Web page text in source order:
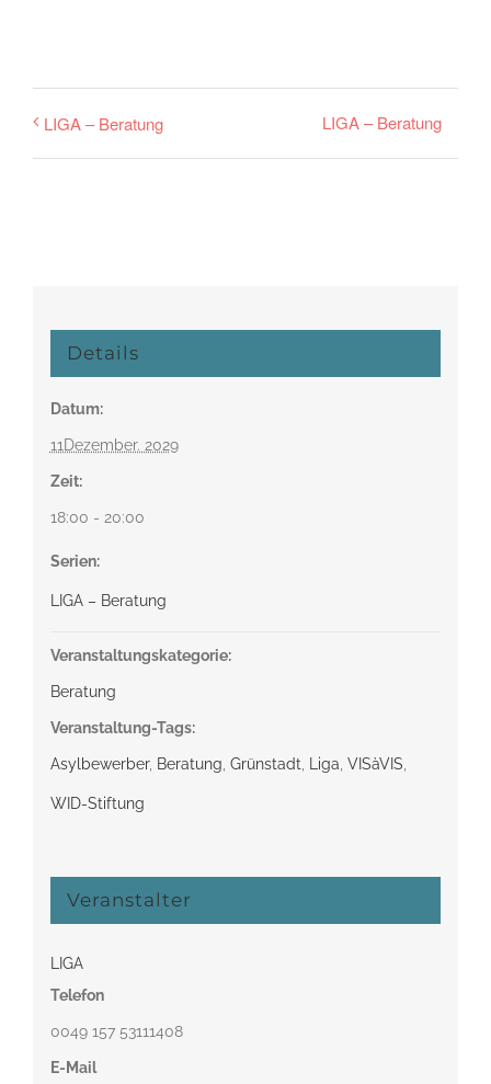
LIGA – Beratung LIGA – Beratung
Details
Datum:
11Dezember. 2029
Zeit:
18:00 - 20:00
Serien:
LIGA – Beratung
Veranstaltungskategorie:
Beratung
Veranstaltung-Tags:
Asylbewerber, Beratung Grünstadt Liga VISàVIS
WID-Stiftung
Veranstalter
LIGA
Telefon
0049 157 53111408‬
E-Mail